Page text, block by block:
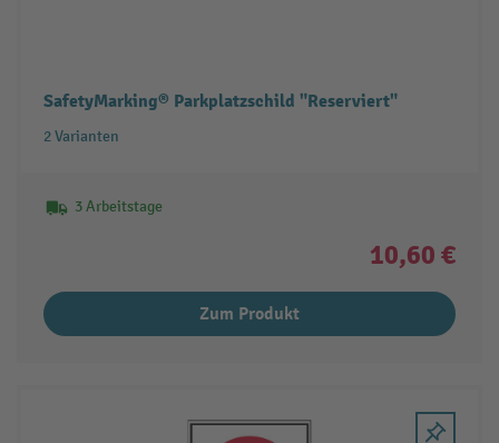
SafetyMarking® Parkplatzschild "Reserviert"
2 Varianten
3 Arbeitstage
10,60 €
Zum Produkt